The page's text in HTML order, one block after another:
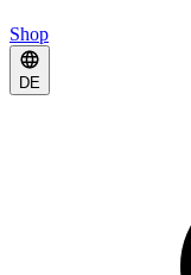
Shop
DE